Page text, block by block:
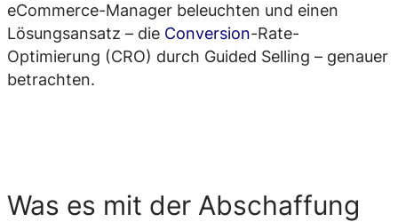
eCommerce-Manager beleuchten und einen
Lösungsansatz – die Conversion-Rate-
Optimierung (CRO) durch Guided Selling – genauer
betrachten.
Was es mit der Abschaffung